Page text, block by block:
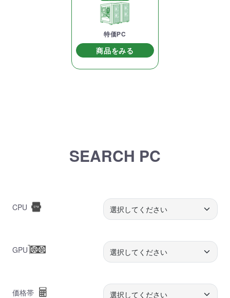
特価PC
商品をみる
SEARCH PC
CPU
GPU
価格帯